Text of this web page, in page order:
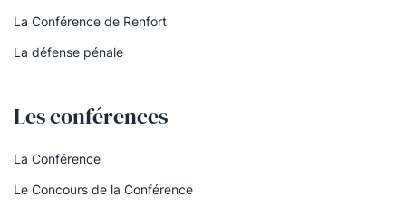
La Conférence de Renfort
La défense pénale
Les conférences
La Conférence
Le Concours de la Conférence